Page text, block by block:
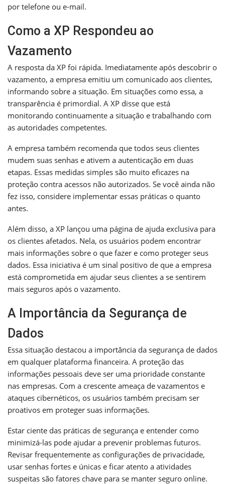
por telefone ou e-mail.
Como a XP Respondeu ao
Vazamento
A resposta da XP foi rápida. Imediatamente após descobrir o
vazamento, a empresa emitiu um comunicado aos clientes,
informando sobre a situação. Em situações como essa, a
transparência é primordial. A XP disse que está
monitorando continuamente a situação e trabalhando com
as autoridades competentes.
A empresa também recomenda que todos seus clientes
mudem suas senhas e ativem a autenticação em duas
etapas. Essas medidas simples são muito eficazes na
proteção contra acessos não autorizados. Se você ainda não
fez isso, considere implementar essas práticas o quanto
antes.
Além disso, a XP lançou uma página de ajuda exclusiva para
os clientes afetados. Nela, os usuários podem encontrar
mais informações sobre o que fazer e como proteger seus
dados. Essa iniciativa é um sinal positivo de que a empresa
está comprometida em ajudar seus clientes a se sentirem
mais seguros após o vazamento.
A Importância da Segurança de
Dados
Essa situação destacou a importância da segurança de dados
em qualquer plataforma financeira. A proteção das
informações pessoais deve ser uma prioridade constante
nas empresas. Com a crescente ameaça de vazamentos e
ataques cibernéticos, os usuários também precisam ser
proativos em proteger suas informações.
Estar ciente das práticas de segurança e entender como
minimizá-las pode ajudar a prevenir problemas futuros.
Revisar frequentemente as configurações de privacidade,
usar senhas fortes e únicas e ficar atento a atividades
suspeitas são fatores chave para se manter seguro online.